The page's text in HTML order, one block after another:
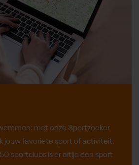
met onze Sportzoeker
jouw favoriete sport of activiteit.
sportclubs is er altijd een sport